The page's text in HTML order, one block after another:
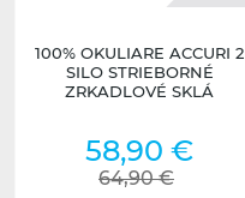
100% OKULIARE ACCURI 2
SILO STRIEBORNÉ
ZRKADLOVÉ SKLÁ
58,90 €
64,90 €